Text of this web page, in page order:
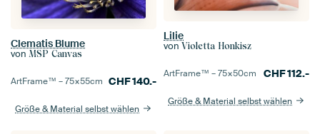
Clematis Blume
von MSP Canvas
ArtFrame™ –75×55cm CHF140.-
Größe & Material selbst wählen
Lilie
von Violetta Honkisz
ArtFrame™ –75×50cm CHF112.-
Größe & Material selbst wählen